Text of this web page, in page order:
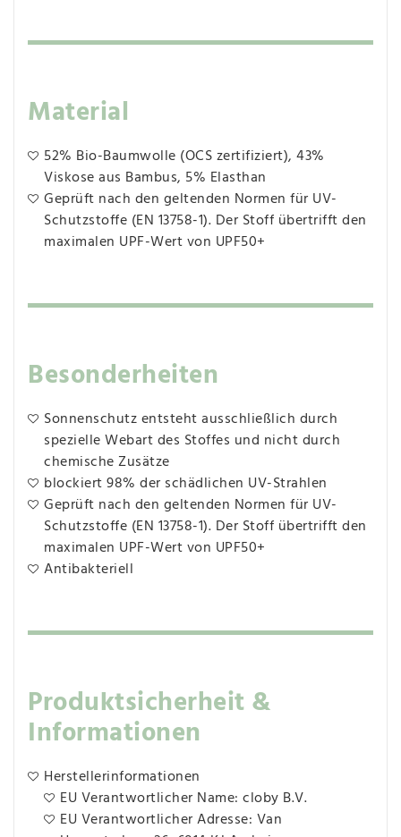
Material
52% Bio-Baumwolle (OCS zertifiziert), 43%
Viskose aus Bambus, 5% Elasthan
Geprüft nach den geltenden Normen für UV-
Schutzstoffe (EN 13758-1). Der Stoff übertrifft den
maximalen UPF-Wert von UPF50+
Besonderheiten
Sonnenschutz entsteht ausschließlich durch
spezielle Webart des Stoffes und nicht durch
chemische Zusätze
blockiert 98% der schädlichen UV-Strahlen
Geprüft nach den geltenden Normen für UV-
Schutzstoffe (EN 13758-1). Der Stoff übertrifft den
maximalen UPF-Wert von UPF50+
Antibakteriell
Produktsicherheit &
Informationen
Herstellerinformationen
EU Verantwortlicher Name: cloby B.V.
EU Verantwortlicher Adresse: Van